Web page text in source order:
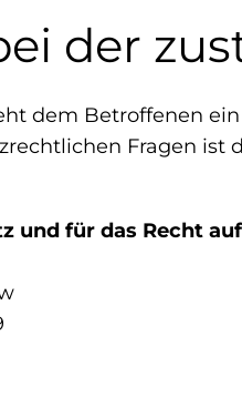
der
dem Betroffenen
Fragen
und für das Recht